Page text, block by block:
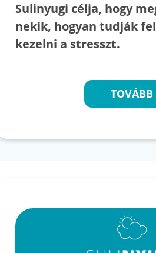
Sulinyugi célja, hogy
nekik, hogyan tudják
kezelni a stresszt.
TOVÁBB